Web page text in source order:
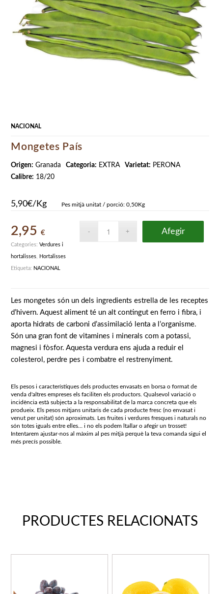
NACIONAL
Mongetes País
Origen: Granada Categoria: EXTRA Varietat: PERONA
Calibre: 18/20
5,90€/Kg Pes mitjà unitat / porció: 0,50Kg
2,95€ Afegir
Categories:Verdures i
hortalisses Hortalisses
Etiqueta: NACIONAL
Les mongetes són un dels ingredients estrella de les receptes
d’hivern. Aquest aliment té un alt contingut en ferro i fibra, i
aporta hidrats de carboni d’assimilació lenta a l’organisme.
Són una gran font de vitamines i minerals com a potassi,
magnesi i fòsfor. Aquesta verdura ens ajuda a reduir el
colesterol, perdre pes i combatre el restrenyiment.
Els pesos i característiques dels productes envasats en borsa o format de
venda d'altres empreses els faciliten els productors. Qualsevol variació o
incidència està subjecta a la responsabilitat de la marca concreta que els
produeix. Els pesos mitjans unitaris de cada producte fresc (no envasat i
venut per unitat) són aproximats. Les fruites i verdures fresques i naturals no
són totes iguals entre elles… i no els podem ltallar o afegir un trosset!
Intentarem ajustar-nos al màxim al pes mitjà perquè la teva comanda sigui el
més precís possible.
PRODUCTES RELACIONATS